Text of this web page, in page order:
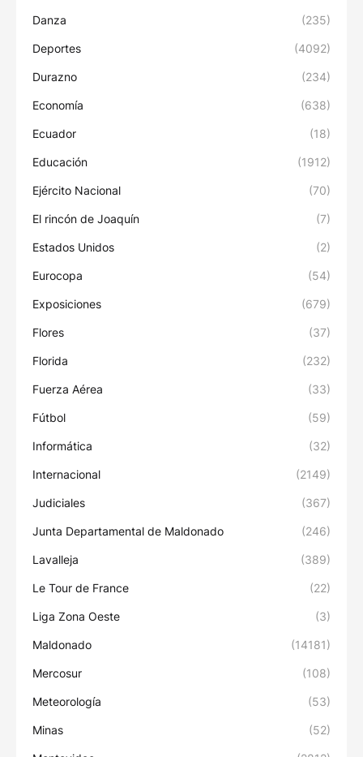
Danza (235)
Deportes (4092)
Durazno (234)
Economía (638)
Ecuador (18)
Educación (1912)
Ejército Nacional (70)
El rincón de Joaquín (7)
Estados Unidos (2)
Eurocopa (54)
Exposiciones (679)
Flores (37)
Florida (232)
Fuerza Aérea (33)
Fútbol (59)
Informática (32)
Internacional (2149)
Judiciales (367)
Junta Departamental de Maldonado (246)
Lavalleja (389)
Le Tour de France (22)
Liga Zona Oeste (3)
Maldonado (14181)
Mercosur (108)
Meteorología (53)
Minas (52)